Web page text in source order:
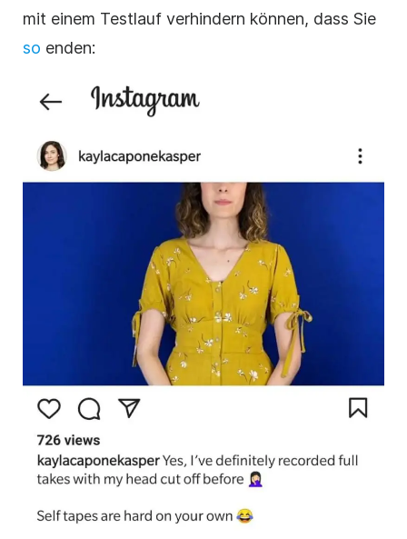
mit einem Testlauf verhindern können, dass Sie
so enden: